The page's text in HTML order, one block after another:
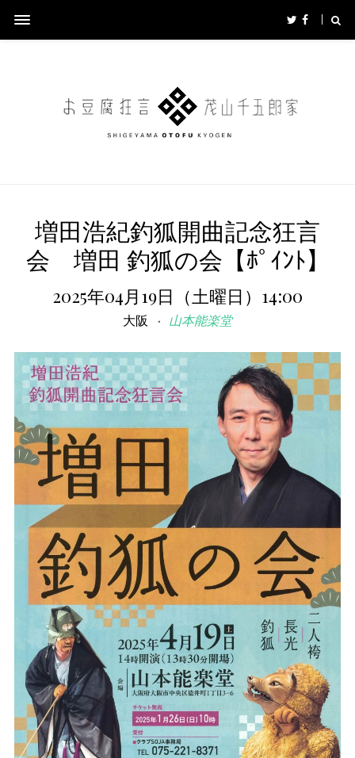
増田浩紀釣狐開曲記念狂言
会 増田 釣狐の会【ﾎﾟｲﾝﾄ】
2025年04月19日（土曜日）14:00
大阪 山本能楽堂